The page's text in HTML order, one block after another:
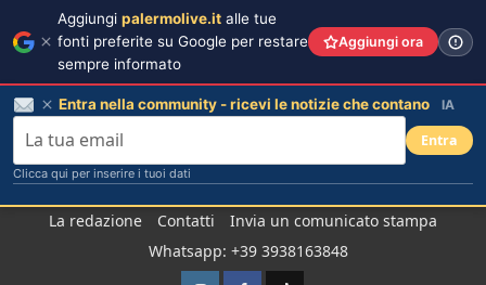
La redazione Contatti
Invia un comunicato stampa
Whatsapp: +39 3938163848
Aggiungi palermolive.it alle tue
fonti preferite su Google per restare
sempre informato
Aggiungi ora
Entra nella community - ricevi le notizie che contano IA
Entra
Clicca qui per inserire i tuoi dati